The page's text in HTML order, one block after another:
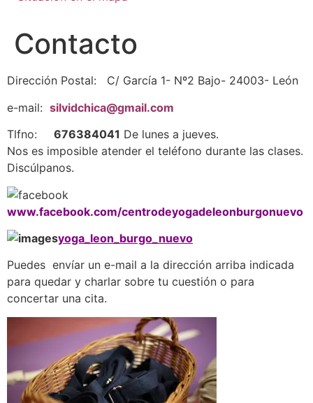
Contacto
Dirección Postal: C/ García 1- Nº2 Bajo- 24003- León
e-mail: silvidchica@gmail.com
Tlfno:
676384041 De lunes a jueves.
Nos es imposible atender el teléfono durante las clases.
Discúlpanos.
www.facebook.com/centrodeyogadeleonburgonuevo
yoga_leon_burgo_nuevo
Puedes envíar un e-mail a la dirección arriba indicada
para quedar y charlar sobre tu cuestión o para
concertar una cita.